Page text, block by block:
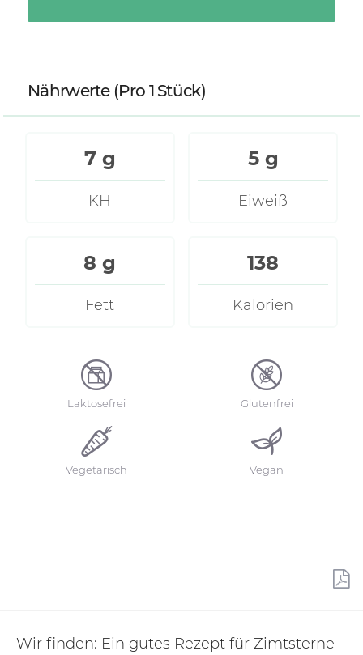
Wir finden: Ein gutes Rezept für Zimtsterne
Nährwerte (Pro 1 Stück)
7 g
KH
5 g
Eiweiß
8 g
Fett
138
Kalorien
Laktosefrei Glutenfrei
Vegetarisch Vegan